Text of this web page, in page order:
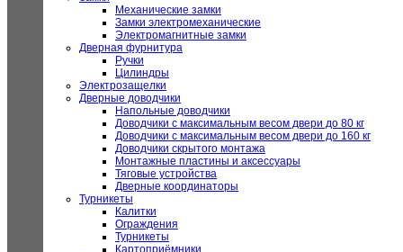
Механические замки
Замки электромеханические
Электромагнитные замки
Дверная фурнитура
Ручки
Цилиндры
Электрозащелки
Дверные доводчики
Напольные доводчики
Доводчики с максимальным весом двери до 80 кг
Доводчики с максимальным весом двери до 160 кг
Доводчики скрытого монтажа
Монтажные пластины и аксессуары
Тяговые устройства
Дверные координаторы
Турникеты
Калитки
Ограждения
Турникеты
Картоприёмники